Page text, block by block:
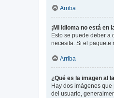
Arriba
¡Mi idioma no está en
Esto se puede deber a
necesita. Si el paquete
Arriba
¿Qué es la imagen al
Hay dos imágenes
del usuario,